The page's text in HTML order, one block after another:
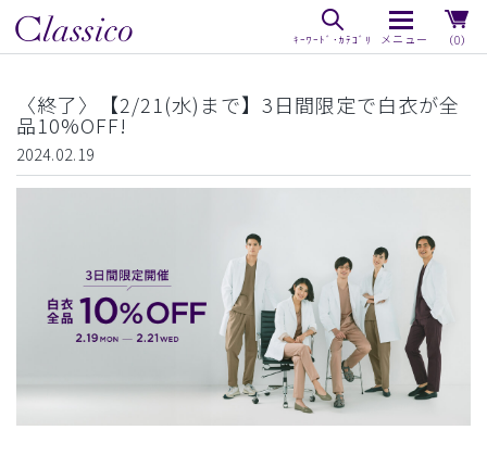
（0）
〈終了〉【2/21(水)まで】3日間限定で白衣が全
品10%OFF!
2024.02.19